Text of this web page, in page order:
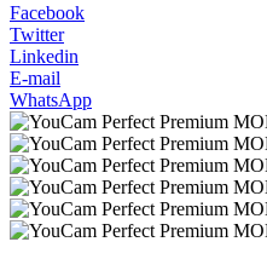
Facebook
Twitter
Linkedin
E-mail
WhatsApp